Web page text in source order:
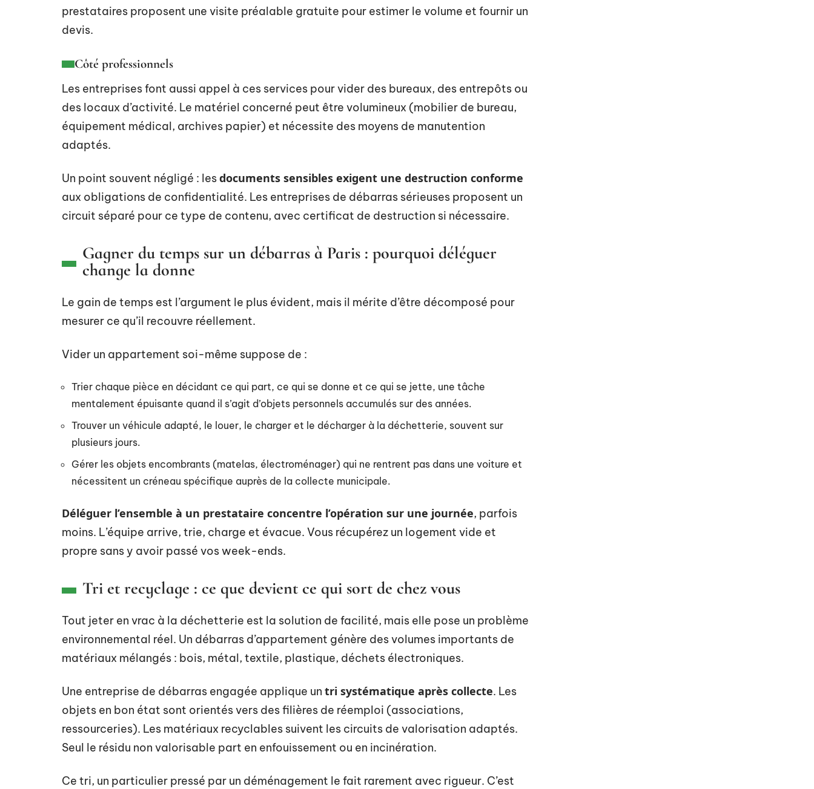
prestataires proposent une visite préalable gratuite pour estimer le volume et fournir un
devis.
Côté professionnels
Les entreprises font aussi appel à ces services pour vider des bureaux, des entrepôts ou
des locaux d’activité. Le matériel concerné peut être volumineux (mobilier de bureau,
équipement médical, archives papier) et nécessite des moyens de manutention
adaptés.
Un point souvent négligé : lesdocuments sensibles exigent une destruction conforme
aux obligations de confidentialité. Les entreprises de débarras sérieuses proposent un
circuit séparé pour ce type de contenu, avec certificat de destruction si nécessaire.
Gagner du temps sur un débarras à Paris : pourquoi déléguer
change la donne
Le gain de temps est l’argument le plus évident, mais il mérite d’être décomposé pour
mesurer ce qu’il recouvre réellement.
Vider un appartement soi-même suppose de :
Trier chaque pièce en décidant ce qui part, ce qui se donne et ce qui se jette, une tâche
mentalement épuisante quand il s’agit d’objets personnels accumulés sur des années.
Trouver un véhicule adapté, le louer, le charger et le décharger à la déchetterie, souvent sur
plusieurs jours.
Gérer les objets encombrants (matelas, électroménager) qui ne rentrent pas dans une voiture et
nécessitent un créneau spécifique auprès de la collecte municipale.
Déléguer l’ensemble à un prestataire concentre l’opération sur une journée, parfois
moins. L’équipe arrive, trie, charge et évacue. Vous récupérez un logement vide et
propre sans y avoir passé vos week-ends.
Tri et recyclage : ce que devient ce qui sort de chez vous
Tout jeter en vrac à la déchetterie est la solution de facilité, mais elle pose un problème
environnemental réel. Un débarras d’appartement génère des volumes importants de
matériaux mélangés : bois, métal, textile, plastique, déchets électroniques.
Une entreprise de débarras engagée applique un tri systématique après collecte. Les
objets en bon état sont orientés vers des filières de réemploi (associations,
ressourceries). Les matériaux recyclables suivent les circuits de valorisation adaptés.
Seul le résidu non valorisable part en enfouissement ou en incinération.
Ce tri, un particulier pressé par un déménagement le fait rarement avec rigueur. C’est